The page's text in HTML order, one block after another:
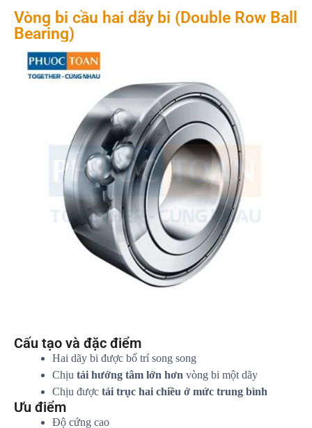
Vòng bi cầu hai dãy bi (Double Row Ball
Bearing)
Cấu tạo và đặc điểm
Hai dãy bi được bố trí song song
Chịu tải hướng tâm lớn hơn vòng bi một dãy
Chịu được tải trục hai chiều ở mức trung bình
Ưu điểm
Độ cứng cao